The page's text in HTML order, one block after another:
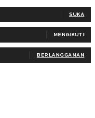
SUKA
MENGIKUTI
BERLANGGANAN